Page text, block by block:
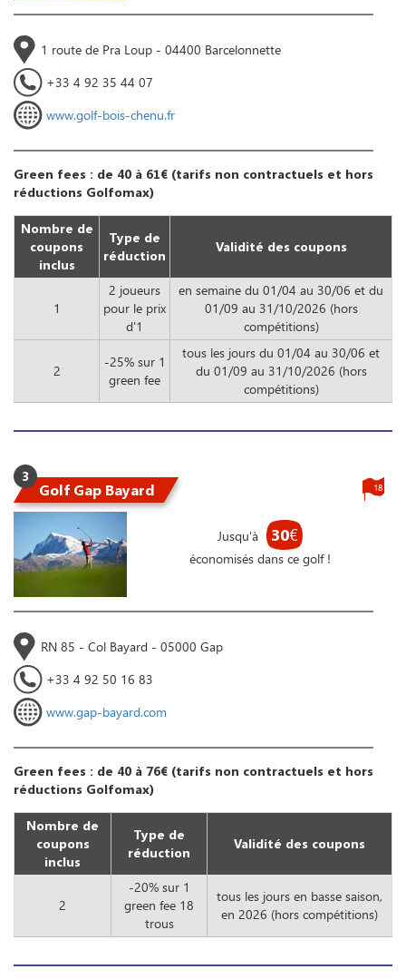
1 route de Pra Loup - 04400 Barcelonnette
+33 4 92 35 44 07
www.golf-bois-chenu.fr
Green fees : de 40 à 61€ (tarifs non contractuels et hors
réductions Golfomax)
Nombre de
coupons
inclus
Type de
réduction
Validité des coupons
1
2 joueurs
pour le prix
d'1
en semaine du 01/04 au 30/06 et du
01/09 au 31/10/2026 (hors
compétitions)
2
-25% sur 1
green fee
tous les jours du 01/04 au 30/06 et
du 01/09 au 31/10/2026 (hors
compétitions)
3
Golf Gap Bayard
Jusqu'à 30€
économisés dans ce golf !
18
RN 85 - Col Bayard - 05000 Gap
+33 4 92 50 16 83
www.gap-bayard.com
Green fees : de 40 à 76€ (tarifs non contractuels et hors
réductions Golfomax)
Nombre de
coupons
inclus
Type de
réduction
Validité des coupons
2
-20% sur 1
green fee 18
trous
tous les jours en basse saison,
en 2026 (hors compétitions)